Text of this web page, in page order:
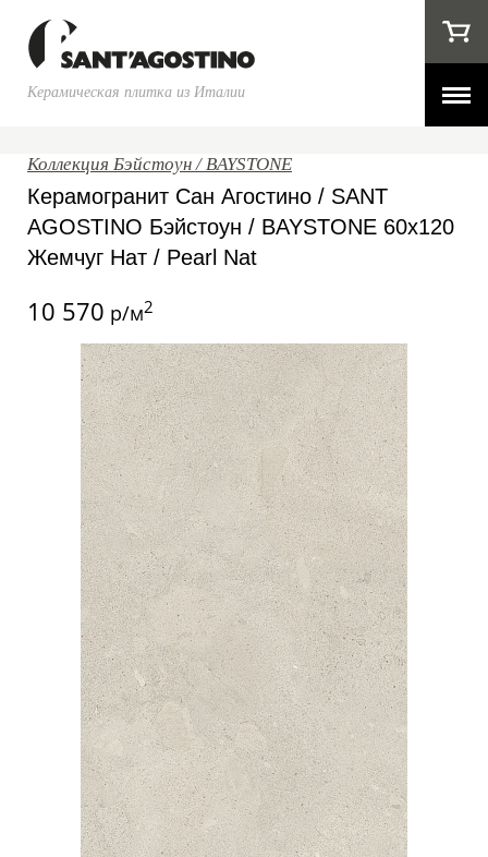
Керамическая плитка из Италии
Коллекция Бэйстоун / BAYSTONE
Керамогранит Сан Агостино / SANT
AGOSTINO Бэйстоун / BAYSTONE 60x120
Жемчуг Нат / Pearl Nat
10 570 р/м2